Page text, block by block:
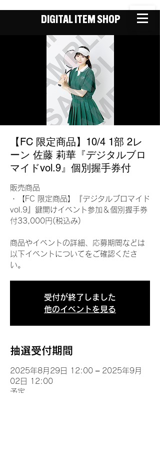
DIGITAL ITEM SHOP
【FC 限定商品】10/4 1部 2レ
ーン 佐藤 莉華『デジタルブロ
マイドvol.9』個別握手券付
販売商品
・【FC 限定商品】『デジタルブロマイド
vol.9』鍵開けイベント参加＆個別握手券
付33,000円(税込み)
商品やイベントの詳細、応募期間などは
以下イベントについてをご確認くださ
い。
受付が終了しました
他のイベントを見る
抽選受付期間
2025年8月29日 12:00 – 2025年9月
02日 12:00
予定